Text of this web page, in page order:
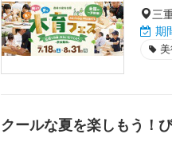
三
期
クールな夏を楽しもう！